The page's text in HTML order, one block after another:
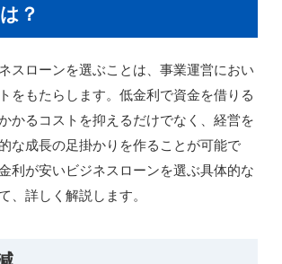
？
スローンを選ぶことは、事業運営におい
をもたらします。低金利で資金を借りる
かるコストを抑えるだけでなく、経営を
な成長の足掛かりを作ることが可能で
利が安いビジネスローンを選ぶ具体的な
、詳しく解説します。